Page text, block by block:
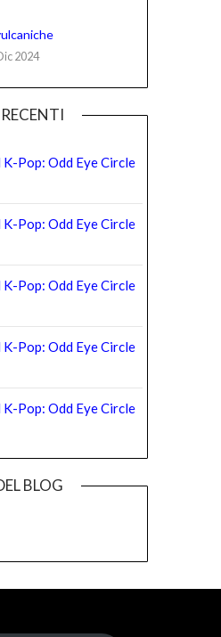
2024
Pop: Odd Eye Circle
Pop: Odd Eye Circle
Pop: Odd Eye Circle
Pop: Odd Eye Circle
Pop: Odd Eye Circle
BLOG